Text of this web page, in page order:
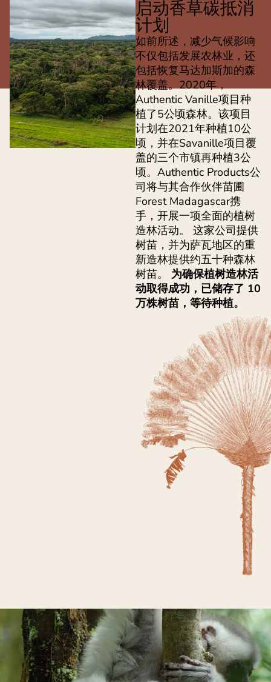
启动香草碳抵消
计划
如前所述，减少气候影响
不仅包括发展农林业，还
包括恢复马达加斯加的森
林覆盖。2020年，
Authentic Vanille项目种
植了5公顷森林。该项目
计划在2021年种植10公
顷，并在Savanille项目覆
盖的三个市镇再种植3公
顷。Authentic Products公
司将与其合作伙伴苗圃
Forest Madagascar携
手，开展一项全面的植树
造林活动。 这家公司提供
树苗，并为萨瓦地区的重
新造林提供约五十种森林
树苗。 为确保植树造林活
动取得成功，已储存了 10
万株树苗，等待种植。